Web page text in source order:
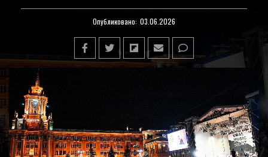
Опубликовано: 03.06.2026